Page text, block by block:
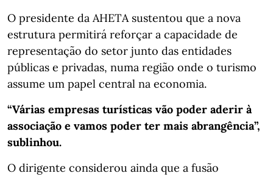
O presidente da AHETA sustentou que a nova
estrutura permitirá reforçar a capacidade de
representação do setor junto das entidades
públicas e privadas, numa região onde o turismo
assume um papel central na economia.
“Várias empresas turísticas vão poder aderir à
associação e vamos poder ter mais abrangência”,
sublinhou.
O dirigente considerou ainda que a fusão